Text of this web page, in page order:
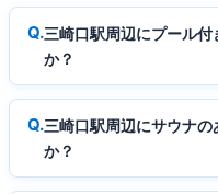
三崎口駅周辺にプール
か？
三崎口駅周辺にサウナ
か？